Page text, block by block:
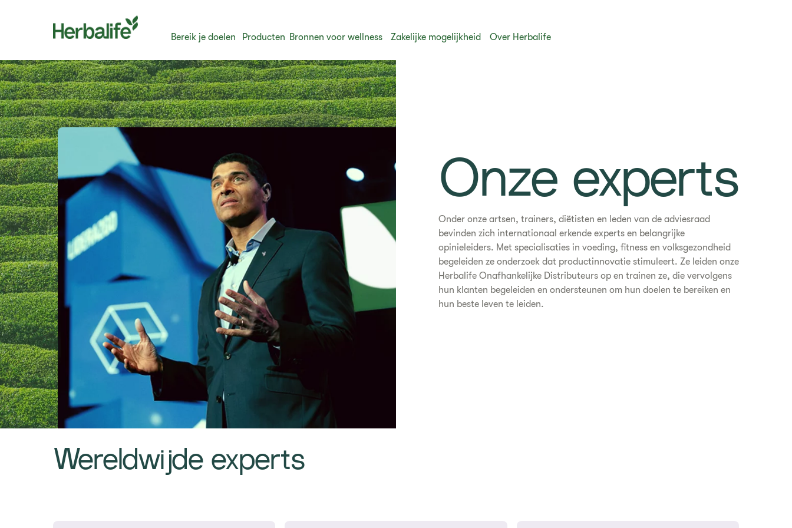
Bereik je doelen Producten Bronnen voor wellness Zakelijke mogelijkheid Over Herbalife
Onze experts
Onder onze artsen, trainers, diëtisten en leden van de adviesraad
bevinden zich internationaal erkende experts en belangrijke
opinieleiders. Met specialisaties in voeding, fitness en volksgezondheid
begeleiden ze onderzoek dat productinnovatie stimuleert. Ze leiden onze
Herbalife Onafhankelijke Distributeurs op en trainen ze, die vervolgens
hun klanten begeleiden en ondersteunen om hun doelen te bereiken en
hun beste leven te leiden.
Wereldwijde experts